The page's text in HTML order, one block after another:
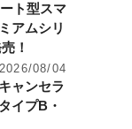
ト型スマ
アムシリ
！
2026/08/04
ャンセラ
イプB・